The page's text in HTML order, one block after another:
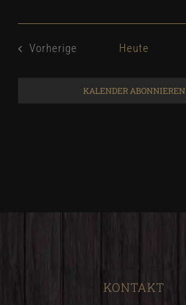
Vorherige
Heute
KALENDER ABONNIEREN
KONTAKT